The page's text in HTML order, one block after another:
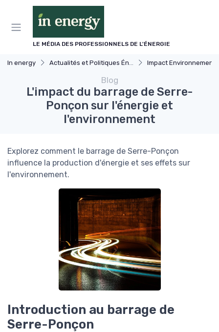
LE MÉDIA DES PROFESSIONNELS DE L'ÉNERGIE
In energy Actualités et Politiques Énergétiques Impact Environnemental et
Blog
L'impact du barrage de Serre-
Ponçon sur l'énergie et
l'environnement
Explorez comment le barrage de Serre-Ponçon
influence la production d'énergie et ses effets sur
l'environnement.
Introduction au barrage de
Serre-Ponçon
Panneau de gestion des cookies